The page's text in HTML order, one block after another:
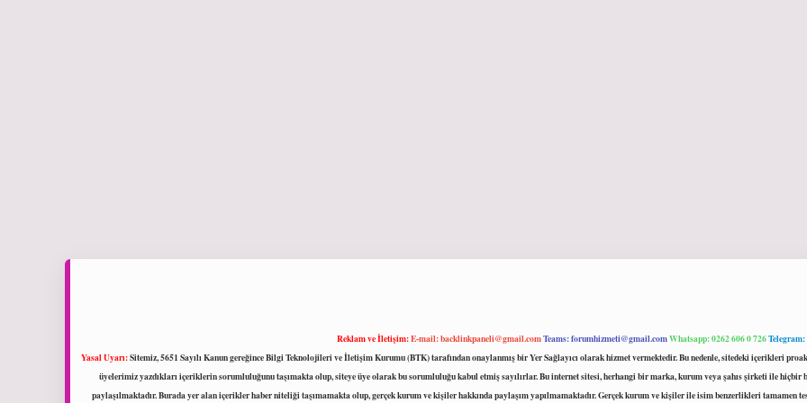
Reklam ve İletişim:E-mail:backlinkpaneli@gmail.comTeams:forumhizmeti@gmail.comWhatsapp: 0262 606 0 726
Yasal Uyarı:Sitemiz, 5651 Sayılı Kanun gereğince Bilgi Teknolojileri ve İletişim Kurumu (BTK) tarafından onaylanmış bir Yer Sağlayıcı olarak hizmet vermektedir. Bu nedenle, sitedeki içerikleri
üyelerimiz yazdıkları içeriklerin sorumluluğunu taşımakta olup, siteye üye olarak bu sorumluluğu kabul etmiş sayılırlar. Bu internet sitesi, herhangi bir marka, kurum veya şahıs şirketi ile hiçbir
paylaşılmaktadır. Burada yer alan içerikler haber niteliği taşımamakta olup, gerçek kurum ve kişiler hakkında paylaşım yapılmamaktadır. Gerçek kurum ve kişiler ile isim benzerlikleri tamamen